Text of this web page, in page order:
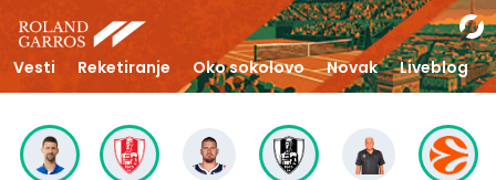
Vesti Reketiranje Oko sokolovo Novak Liveblog